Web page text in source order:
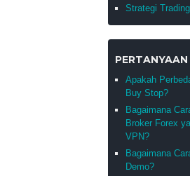
Strategi Trading
Apakah
Buy Stop?
Bagaimana
Broker Forex
VPN?
Bagaimana
Demo?